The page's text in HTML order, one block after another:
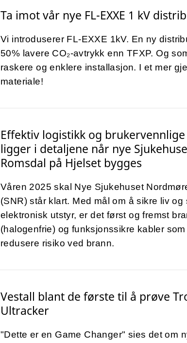
Ta imot vår nye FL-EXXE 1 kV
Vi introduserer FL-EXXE 1kV. En ny
50% lavere CO₂-avtrykk enn TFXP. Og
raskere og enklere installasjon. I et mer
materiale!
Effektiv logistikk og
ligger i detaljene når nye
Romsdal på Hjelset bygges
Våren 2025 skal Nye Sjukehuset
(SNR) står klart. Med mål om å sikre liv og
elektronisk utstyr, er det først og fremst
(halogenfrie) og funksjonssikre kabler
redusere risiko ved brann.
Vestall blant de første til å prøve
Ultracker
"Dette er en Game Changer" sies det om